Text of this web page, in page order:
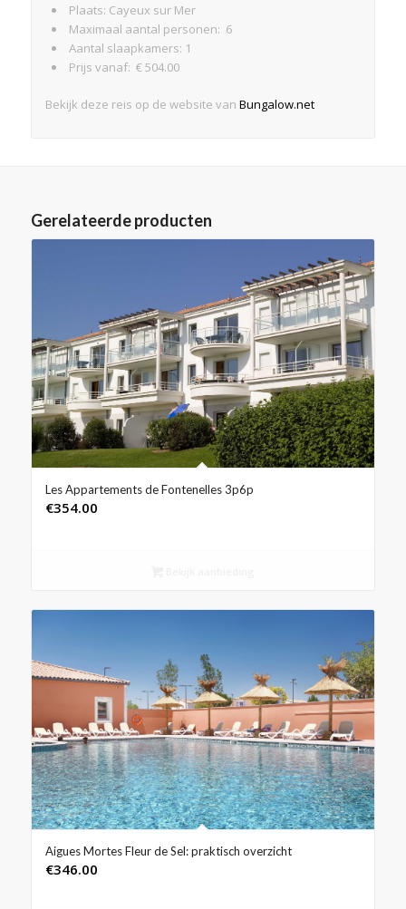
Plaats: Cayeux sur Mer
Maximaal aantal personen: 6
Aantal slaapkamers: 1
Prijs vanaf: € 504.00
Bekijk deze reis op de website van Bungalow.net
Gerelateerde producten
Les Appartements de Fontenelles 3p6p
€354.00
Aigues Mortes Fleur de Sel: praktisch overzicht
€346.00